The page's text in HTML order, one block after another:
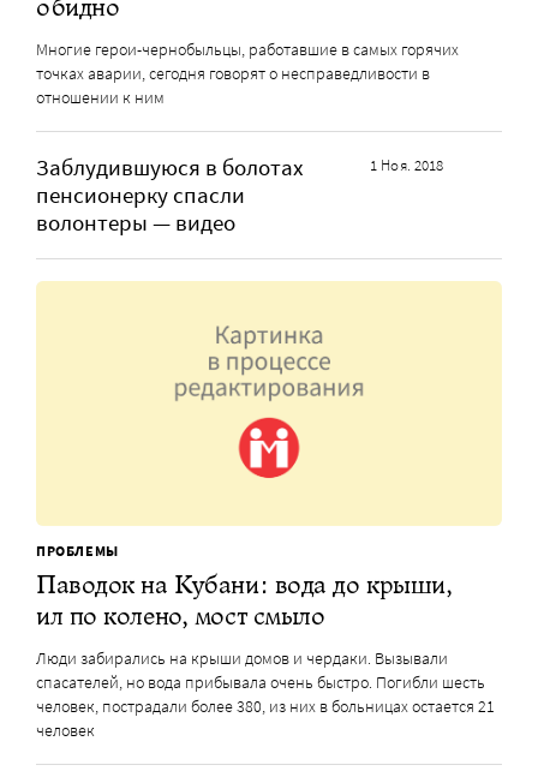
обидно
Многие герои-чернобыльцы, работавшие в самых горячих
точках аварии, сегодня говорят о несправедливости в
отношении к ним
Заблудившуюся в болотах
пенсионерку спасли
волонтеры — видео
1 Ноя. 2018
ПРОБЛЕМЫ
Паводок на Кубани: вода до крыши,
ил по колено, мост смыло
Люди забирались на крыши домов и чердаки. Вызывали
спасателей, но вода прибывала очень быстро. Погибли шесть
человек, пострадали более 380, из них в больницах остается 21
человек